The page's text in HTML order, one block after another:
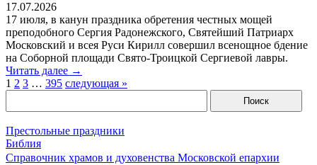
17.07.2026
17 июля, в канун праздника обретения честных мощей
преподобного Сергия Радонежского, Святейший Патриарх
Московский и всея Руси Кирилл совершил всенощное бдение
на Соборной площади Свято-Троицкой Сергиевой лавры.
Читать далее →
1 2 3 … 395 следующая »
Престольные праздники
Библия
Справочник храмов и духовенства Московской епархии